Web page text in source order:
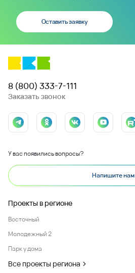
Оставить заявку
8 (800) 333-7-111
Заказать звонок
У вас появились вопросы?
Напишите нам
Проекты в регионе
Восточный
Молодежный 2
Парк у дома
Все проекты региона